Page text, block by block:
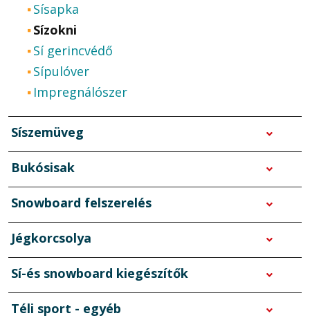
Sísapka
Sízokni
Sí gerincvédő
Sípulóver
Impregnálószer
Síszemüveg
Bukósisak
Snowboard felszerelés
Jégkorcsolya
Sí-és snowboard kiegészítők
Téli sport - egyéb